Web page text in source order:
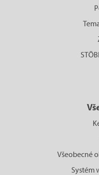
Všeobecné
Systém